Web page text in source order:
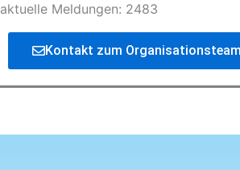
aktuelle Meldungen: 2483
Kontakt zum Organisationsteam